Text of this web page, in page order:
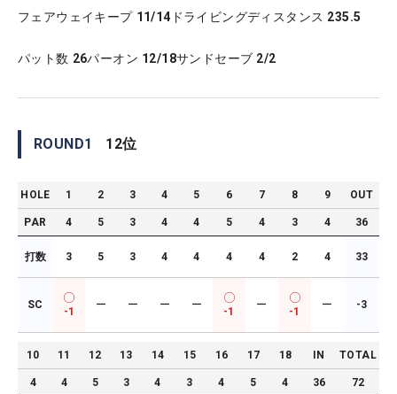
フェアウェイキープ 11/14 ドライビングディスタンス 235.5
パット数 26パーオン 12/18サンドセーブ 2/2
ROUND1 12位
HOLE 1 2 3 4 5 6 7 8 9 OUT
PAR 4 5 3 4 4 5 4 3 4 36
打数 3 5 3 4 4 4 4 2 4 33
SC
-1
ー ー ー ー
-1
ー
-1
ー -3
10 11 12 13 14 15 16 17 18 IN TOTAL
4 4 5 3 4 3 4 5 4 36 72